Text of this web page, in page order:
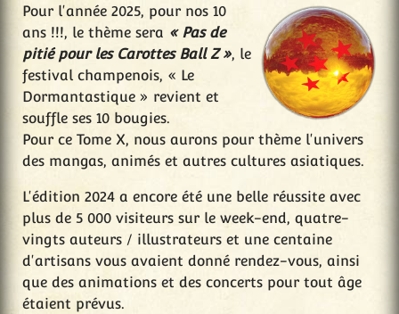
Pour l'année 2025, pour nos 10
ans !!!, le thème sera « Pas de
pitié pour les Carottes Ball Z », le
festival champenois, « Le
Dormantastique » revient et
souffle ses 10 bougies.
Pour ce Tome X, nous aurons pour thème l'univers
des mangas, animés et autres cultures asiatiques.
L'édition 2024 a encore été une belle réussite avec
plus de 5 000 visiteurs sur le week-end, quatre-
vingts auteurs / illustrateurs et une centaine
d'artisans vous avaient donné rendez-vous, ainsi
que des animations et des concerts pour tout âge
étaient prévus.